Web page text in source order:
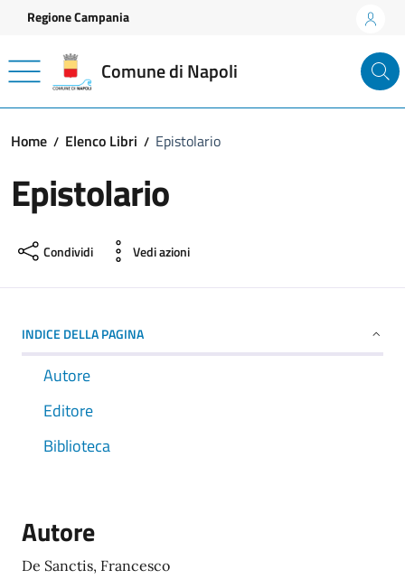
Vai ai contenuti
Vai al footer
Regione Campania
Comune di Napoli
Home Elenco Libri Epistolario
Epistolario
Condividi Vedi azioni
INDICE DELLA PAGINA
Autore
Editore
Biblioteca
Autore
De Sanctis, Francesco